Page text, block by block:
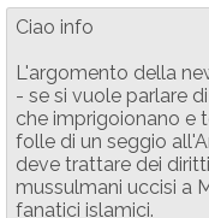
Ciao info
L'argomento della
- se si vuole parlare
che imprigoionano e
folle di un seggio
deve trattare dei
mussulmani uccisi a
fanatici islamici.